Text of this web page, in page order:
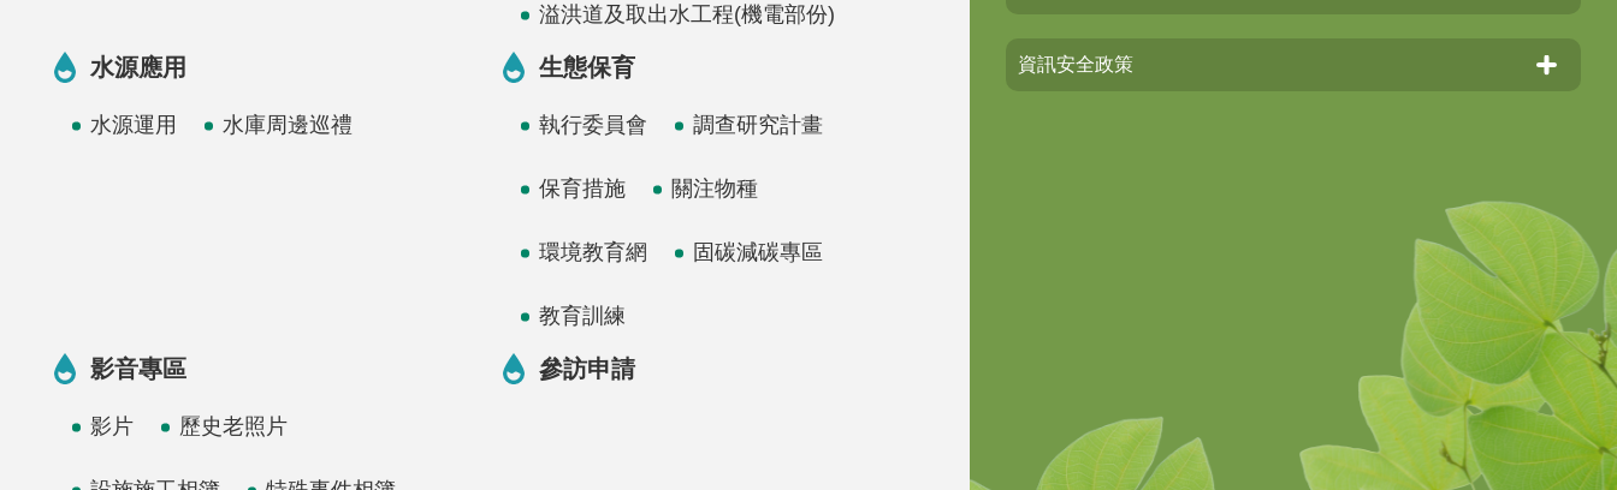
溢洪道及取出水工程(機電部份)
水源應用
水源運用 水庫周邊巡禮
生態保育
執行委員會 調查研究計畫
保育措施 關注物種
環境教育網 固碳減碳專區
教育訓練
影音專區
影片 歷史老照片
參訪申請
資訊安全政策